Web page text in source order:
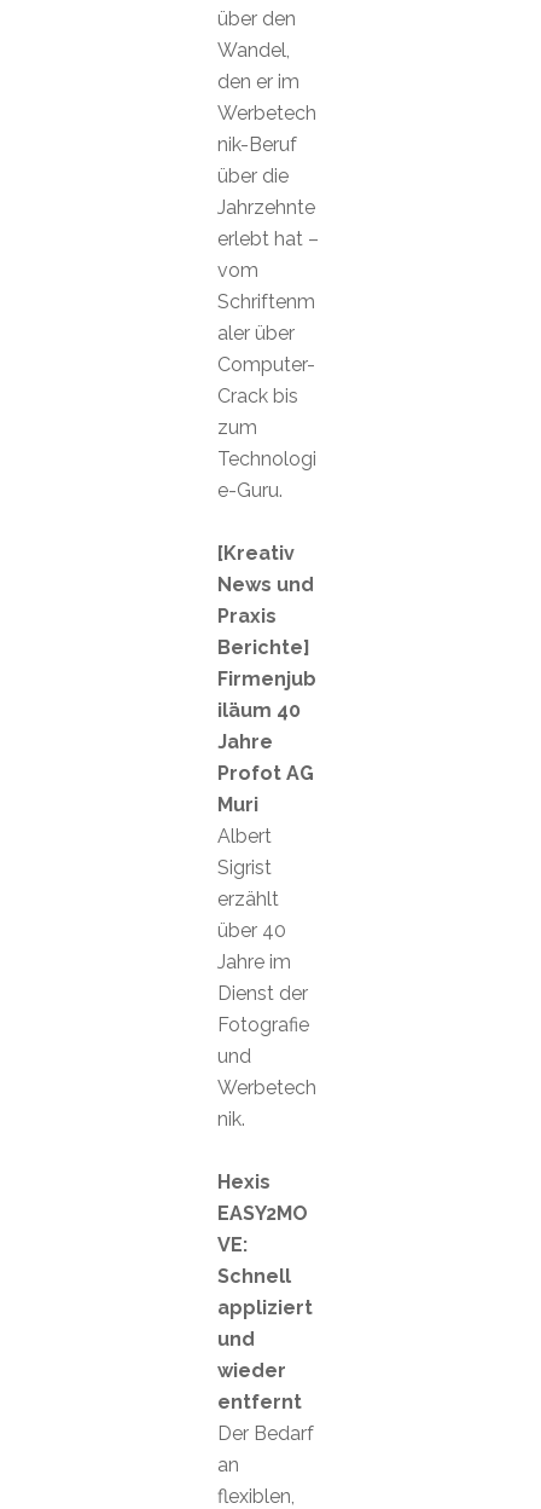
über den
Wandel,
den er im
Werbetech
nik-Beruf
über die
Jahrzehnte
erlebt hat –
vom
Schriftenm
aler über
Computer-
Crack bis
zum
Technologi
e-Guru.
[Kreativ
News und
Praxis
Berichte]
Firmenjub
iläum 40
Jahre
Profot AG
Muri
Albert
Sigrist
erzählt
über 40
Jahre im
Dienst der
Fotografie
und
Werbetech
nik.
Hexis
EASY2MO
VE:
Schnell
appliziert
und
wieder
entfernt
Der Bedarf
an
flexiblen,